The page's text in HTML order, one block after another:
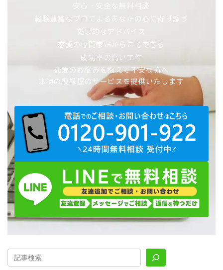
安心・安全な無料相談
経験豊富なプロによるあなたの心に寄り添う
効果的なアドバイス
恋愛の専門家だからこそできる
成功率の高い工作
恋愛のお悩みを抱えて不安な方へ
本物の復縁屋のサービスを提供いたします